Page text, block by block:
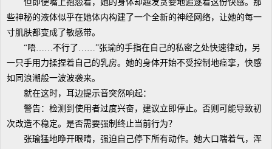
但即便嘴上抱怨着，她的身体却越发贪婪地追逐着这份快感。那
些神秘的液体似乎在她体内构建了一个全新的神经网络，让她的每一
寸肌肤都变成了敏感带。
“唔……不行了……”张瑜的手指在自己的私密之处快速律动，另
一只手用力揉捏着自己的乳房。她的身体开始不受控制地痉挛，快感
如同浪潮般一波波袭来。
就在这时，耳边提示音突然响起：
警告：检测到使用者过度兴奋，建议立即停止。否则可能导致初
次改造不稳定。是否需要强制终止当前行为？
张瑜猛地睁开眼睛，强迫自己停下所有动作。她大口喘着气，浑